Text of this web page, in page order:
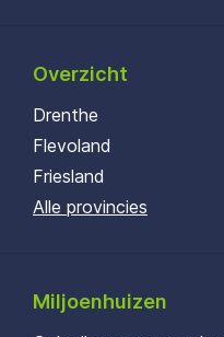
Overzicht
Drenthe
Flevoland
Friesland
Alle provincies
Miljoenhuizen